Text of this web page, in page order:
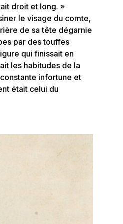
droit et long. »
le visage du comte,
de sa tête dégarnie
par des touffes
qui finissait en
les habitudes de la
infortune et
était celui du